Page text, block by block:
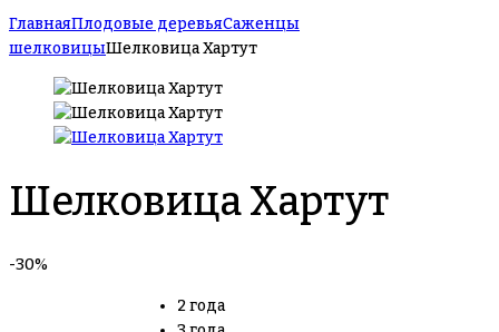
ГлавнаяПлодовые деревьяСаженцы
шелковицыШелковица Хартут
Шелковица Хартут
-30%
2 года